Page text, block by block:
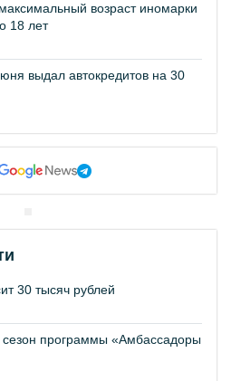
возраст иномарки
18 лет
выдал автокредитов на 30
30 тысяч рублей
сезон программы «Амбассадоры